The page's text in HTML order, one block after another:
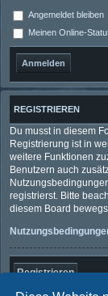
Angemeldet bleiben
Meinen Online-
REGISTRIEREN
Du musst in diesem
Registrierung ist in
weitere Funktionen
Benutzern auch
registrierst. Bitte
diesem Board
Registrieren